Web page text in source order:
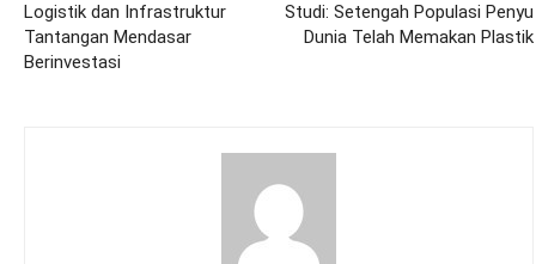
Logistik dan Infrastruktur
Tantangan Mendasar
Berinvestasi
Studi: Setengah Populasi Penyu
Dunia Telah Memakan Plastik